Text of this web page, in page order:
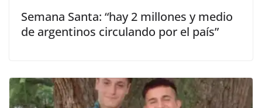
Semana Santa: “hay 2 millones y medio
de argentinos circulando por el país”